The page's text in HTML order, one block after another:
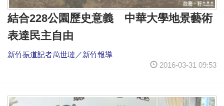
結合228公園歷史意義 中華大學地景藝術
表達民主自由
新竹振道記者萬世璉／新竹報導
2016-03-31 09:53